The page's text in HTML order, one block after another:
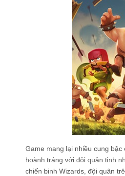
Game mang lại nhiều cung
hoành tráng với đội quân tinh
chiến binh Wizards, đội quân